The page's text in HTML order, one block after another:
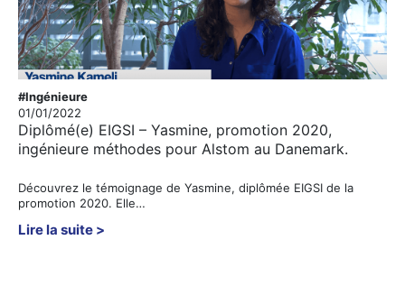
#Ingénieure
01/01/2022
Diplômé(e) EIGSI – Yasmine, promotion 2020,
ingénieure méthodes pour Alstom au Danemark.
Découvrez le témoignage de Yasmine, diplômée EIGSI de la
promotion 2020. Elle…
Lire la suite